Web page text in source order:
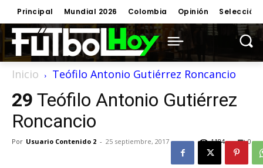
Principal Mundial 2026 Colombia Opinión Selección
Inicio Teófilo Antonio Gutiérrez Roncancio
29 Teófilo Antonio Gutiérrez
Roncancio
Por Usuario Contenido 2 - 25 septiembre, 2017 0
1184